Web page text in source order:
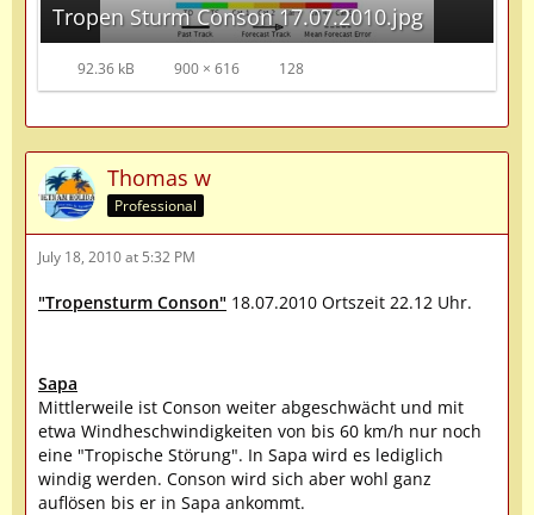
Tropen Sturm Conson 17.07.2010.jpg
92.36 kB 900 × 616 128
Thomas w
Professional
July 18, 2010 at 5:32 PM
"Tropensturm Conson" 18.07.2010 Ortszeit 22.12 Uhr.
Sapa
Mittlerweile ist Conson weiter abgeschwächt und mit
etwa Windheschwindigkeiten von bis 60 km/h nur noch
eine "Tropische Störung". In Sapa wird es lediglich
windig werden. Conson wird sich aber wohl ganz
auflösen bis er in Sapa ankommt.